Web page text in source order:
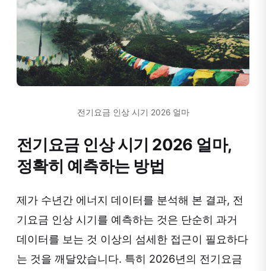
전기요금 인상 시기 2026 얼마
전기요금 인상 시기 2026 얼마,
정확히 예측하는 방법
제가 수년간 에너지 데이터를 분석해 본 결과, 전
기요금 인상 시기를 예측하는 것은 단순히 과거
데이터를 보는 것 이상의 섬세한 접근이 필요하다
는 것을 깨달았습니다. 특히 2026년의 전기요금